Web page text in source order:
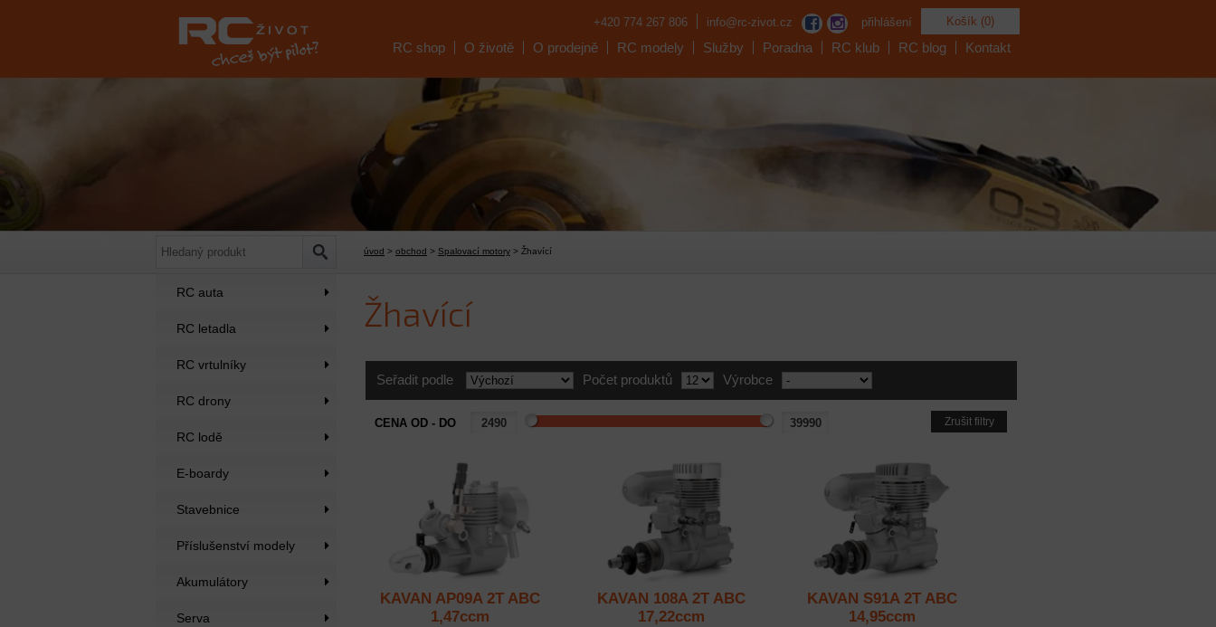
Košík (0)
přihlášení
+420 774 267 806 info@rc-zivot.cz
RC shop O životě O prodejně RC modely Služby Poradna RC klub RC blog Kontakt
úvod > obchod > Spalovací motory > Žhavící
RC auta
RC letadla
RC vrtulníky
RC drony
RC lodě
E-boardy
Stavebnice
Příslušenství modely
Akumulátory
Serva
Žhavící
Seřadit podle Počet produktů Výrobce
CENA OD - DO Zrušit filtry
KAVAN AP09A 2T ABC
1,47ccm
KAVAN 108A 2T ABC
17,22ccm
KAVAN S91A 2T ABC
14,95ccm